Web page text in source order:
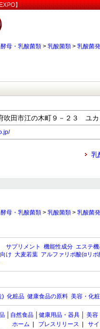
】
酵母・乳酸菌類 > 乳酸菌類 > 乳酸菌
田市江の木町９－２３ ユカ
乳
酵母・乳酸菌類 > 乳酸菌類 > 乳酸菌
サプリメント 機能性成分 エステ
け 大麦若葉 アルファリポ酸(αリポ
) 化粧品 健康食品の原料 美容・化
自然食品 健康用品・器具 美容
ホーム
プレスリリース
サ